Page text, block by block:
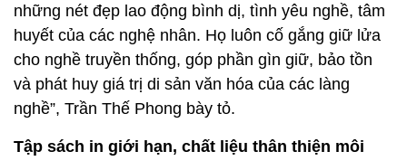
những nét đẹp lao động bình dị, tình yêu nghề, tâm
huyết của các nghệ nhân. Họ luôn cố gắng giữ lửa
cho nghề truyền thống, góp phần gìn giữ, bảo tồn
và phát huy giá trị di sản văn hóa của các làng
nghề”, Trần Thế Phong bày tỏ.
Tập sách in giới hạn, chất liệu thân thiện môi